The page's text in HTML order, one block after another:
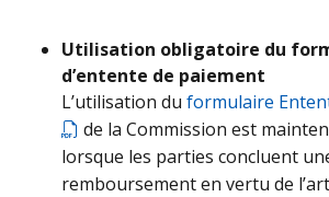
Utilisation obligatoire du
d’entente de paiement
L’utilisation du formulaire
de la Commission est
lorsque les parties concluent
remboursement en vertu de